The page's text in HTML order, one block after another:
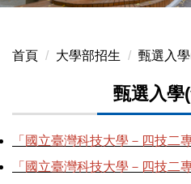
首頁 大學部招生 甄選入
甄選入學
「國立臺灣科技大學－四技二
「國立臺灣科技大學－四技二